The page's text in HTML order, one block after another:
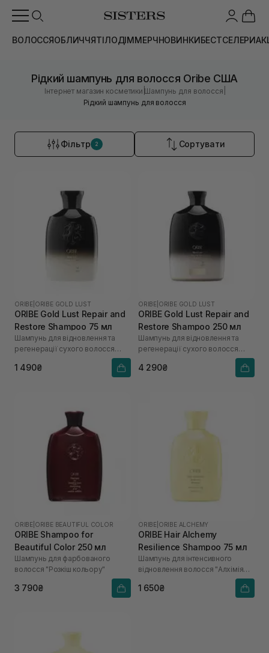
ВОЛОССЯОБЛИЧЧЯТІЛОДІММЕРЧНОВИНКИБЕСТСЕЛЕРИ
Рідкий шампунь для волосся Oribe США
Інтернет магазин косметики |Шампунь для волосся
Рідкий шампунь для волосся
Фільтр 2 Сортувати
ORIBE ORIBE GOLD LUST
ORIBE Gold Lust Repair and
Restore Shampoo 75 мл
Шампунь для відновлення та
регенерації сухого волосся
1 490₴
ORIBE ORIBE GOLD LUST
ORIBE Gold Lust Repair and
Restore Shampoo 250 мл
Шампунь для відновлення та
регенерації сухого волосся
4 290₴
ORIBE ORIBE BEAUTIFUL COLOR
ORIBE Shampoo for
Beautiful Color 250 мл
Шампунь для фарбованого
волосся "Розкіш кольору"
3 790₴
ORIBE ORIBE ALCHEMY
ORIBE Hair Alchemy
Resilience Shampoo 75 мл
Шампунь для інтенсивного
відновлення волосся "Алхімія
1 650₴